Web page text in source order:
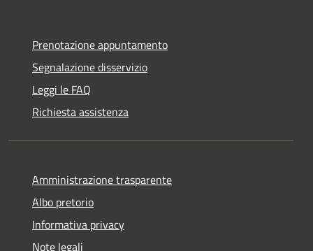
Prenotazione appuntamento
Segnalazione disservizio
Leggi le FAQ
Richiesta assistenza
Amministrazione trasparente
Albo pretorio
Informativa privacy
Note legali